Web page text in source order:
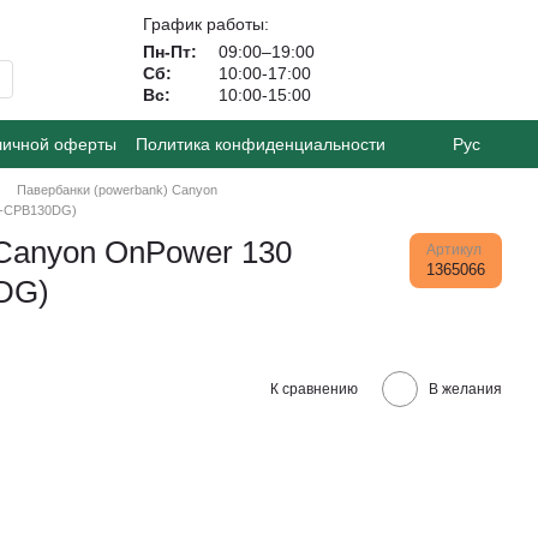
График работы:
Пн-Пт:
09:00–19:00
Сб:
10:00-17:00
Вс:
10:00-15:00
оферты Политика конфиденциальности Рус
Павербанки (powerbank) Canyon
OnPower 130
Артикул
1365066
К сравнению В желания